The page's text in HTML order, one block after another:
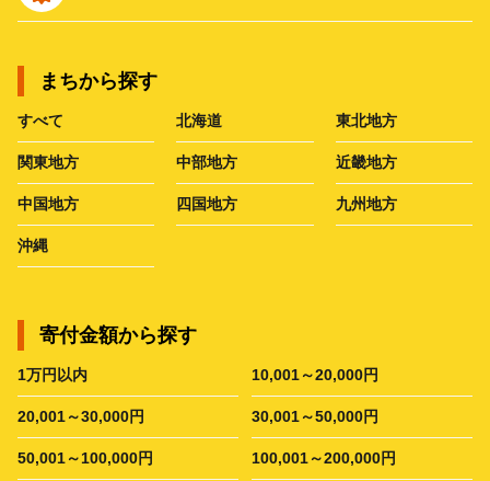
まちから探す
すべて 北海道 東北地方
関東地方 中部地方 近畿地方
中国地方 四国地方 九州地方
沖縄
寄付金額から探す
1万円以内 10,001～20,000円
20,001～30,000円 30,001～50,000円
50,001～100,000円 100,001～200,000円